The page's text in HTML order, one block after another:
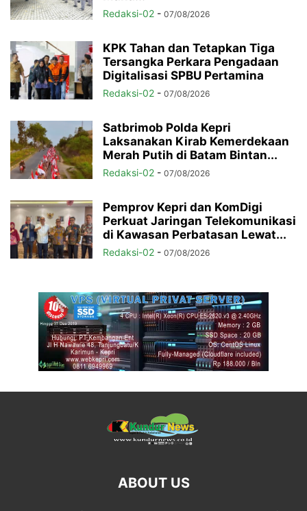
Redaksi-02 - 07/08/2026
KPK Tahan dan Tetapkan Tiga
Tersangka Perkara Pengadaan
Digitalisasi SPBU Pertamina
Redaksi-02 - 07/08/2026
Satbrimob Polda Kepri
Laksanakan Kirab Kemerdekaan
Merah Putih di Batam Bintan...
Redaksi-02 - 07/08/2026
Pemprov Kepri dan KomDigi
Perkuat Jaringan Telekomunikasi
di Kawasan Perbatasan Lewat...
Redaksi-02 - 07/08/2026
ABOUT US